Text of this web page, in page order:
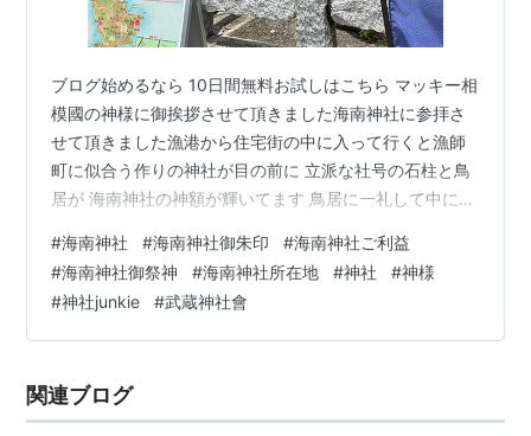
ブログ始めるなら 10日間無料お試しはこちら マッキー相
模國の神様に御挨拶させて頂きました海南神社に参拝さ
せて頂きました漁港から住宅街の中に入って行くと漁師
町に似合う作りの神社が目の前に 立派な社号の石柱と鳥
居が 海南神社の神額が輝いてます 鳥居に一礼して中に入
社があります 龍神社の上の木が龍の顔に見える 凄い迫力
でカッコいい凄いパワーがガンガン来てます身体全身に
パワーを頂きます凄いパワーを頂き心清らかに参拝させ
て頂きました 真っ赤な鳥居の稲荷神社が 心清らかに参拝
や軽い登山がつきものです…
#海南神社 #海南神社御朱印 #海南神社ご利益
#海南神社御祭神 #海南神社所在地 #神社 #神様
#神社junkie #武蔵神社會
関連ブログ